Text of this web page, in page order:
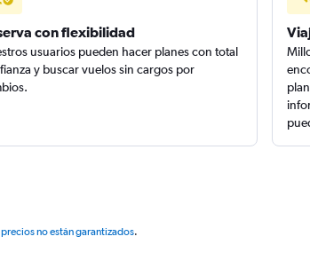
con flexibilidad
usuarios pueden hacer planes con total
y buscar vuelos sin cargos por
no están garantizados.